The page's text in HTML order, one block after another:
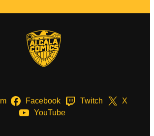
Facebook Twitch
X
YouTube